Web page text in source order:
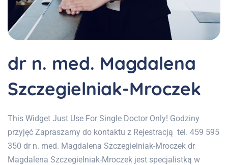
dr n. med. Magdalena
Szczegielniak-Mroczek
This Widget Just Use For Single Doctor Only! Godziny
przyjęć Zapraszamy do kontaktu z Rejestracją tel. 459 595
350 dr n. med. Magdalena Szczegielniak-Mroczek dr
Magdalena Szczegielniak-Mroczek jest specjalistką w